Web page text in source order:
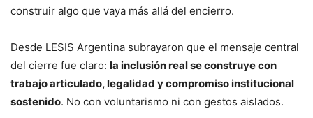
construir algo que vaya más allá del encierro.
Desde LESIS Argentina subrayaron que el mensaje central
del cierre fue claro: la inclusión real se construye con
trabajo articulado, legalidad y compromiso institucional
sostenido. No con voluntarismo ni con gestos aislados.